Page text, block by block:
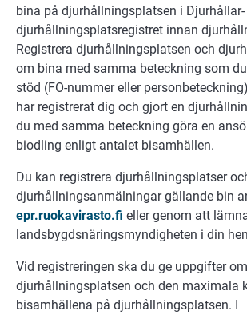
bina på djurhållningsplatsen i Djurhållar-
djurhållningsplatsregistret innan
Registrera djurhållningsplatsen och
om bina med samma beteckning som
stöd (FO-nummer eller
har registrerat dig och gjort en
du med samma beteckning göra en
biodling enligt antalet bisamhällen.
Du kan registrera djurhållningsplatser
djurhållningsanmälningar gällande bin
epr.ruokavirasto.fi eller genom att
landsbygdsnäringsmyndigheten i din
Vid registreringen ska du ge uppgifter om
djurhållningsplatsen och den maximala
bisamhällena på djurhållningsplatsen. I